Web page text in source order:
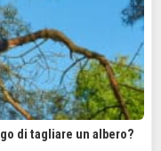
di tagliare un albero?